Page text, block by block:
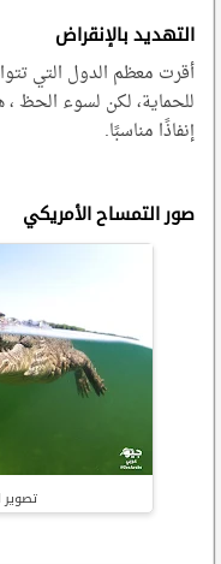
التهديد بالإنقراض
أقرت معظم الدول التي
للحماية، لكن لسوء الحظ ،
إنفاذًا مناسبًا.
صور التمساح الأمريكي
تصوير RALPH PAPRZYCKI